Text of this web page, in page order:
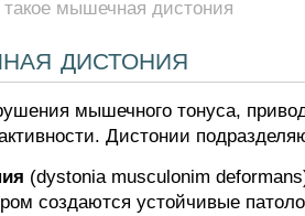
такое мышечная дистония
дистония
мышечного тонуса,
Дистонии
(dystonia musculonim
создаются устойчивые